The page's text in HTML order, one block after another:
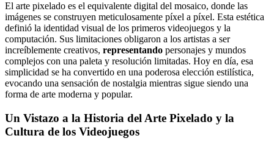
El arte pixelado es el equivalente digital del mosaico, donde las
imágenes se construyen meticulosamente píxel a píxel. Esta estética
definió la identidad visual de los primeros videojuegos y la
computación. Sus limitaciones obligaron a los artistas a ser
increíblemente creativos, representando personajes y mundos
complejos con una paleta y resolución limitadas. Hoy en día, esa
simplicidad se ha convertido en una poderosa elección estilística,
evocando una sensación de nostalgia mientras sigue siendo una
forma de arte moderna y popular.
Un Vistazo a la Historia del Arte Pixelado y la
Cultura de los Videojuegos